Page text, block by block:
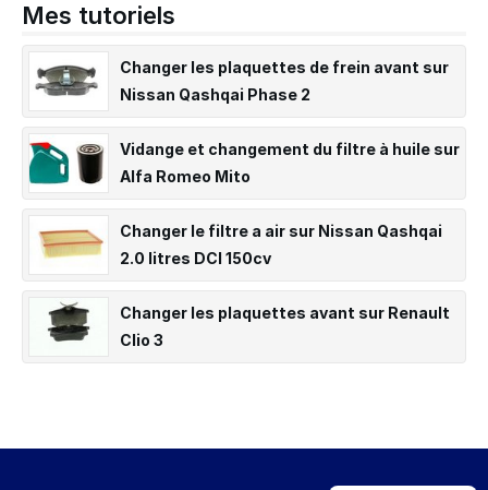
Mes tutoriels
Changer les plaquettes de frein avant sur
Nissan Qashqai Phase 2
Vidange et changement du filtre à huile sur
Alfa Romeo Mito
Changer le filtre a air sur Nissan Qashqai
2.0 litres DCI 150cv
Changer les plaquettes avant sur Renault
Clio 3